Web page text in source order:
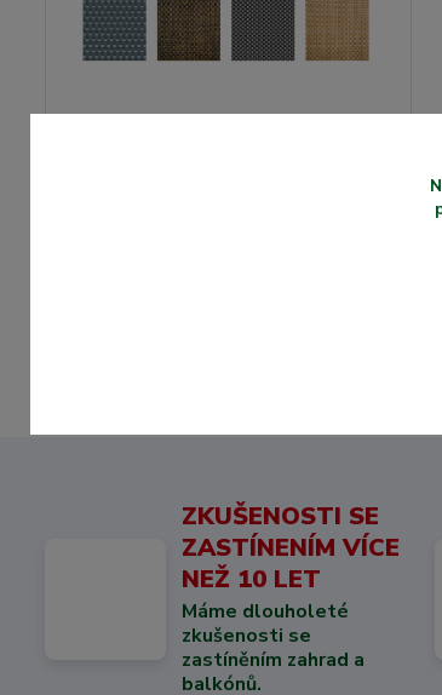
ZKUŠENOSTI SE
ZASTÍNENÍM VÍCE
NEŽ 10 LET
Máme dlouholeté
zkušenosti se
zastíněním zahrad a
balkónů.